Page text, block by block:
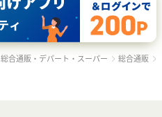
総合通販・デパート・スーパー
総合通販